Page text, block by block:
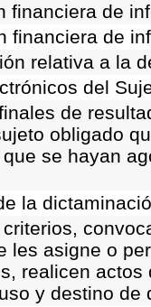
financiera de
financiera de
relativa a la
del
de
obligado
se hayan
la
les asigne o
realicen
y destino de